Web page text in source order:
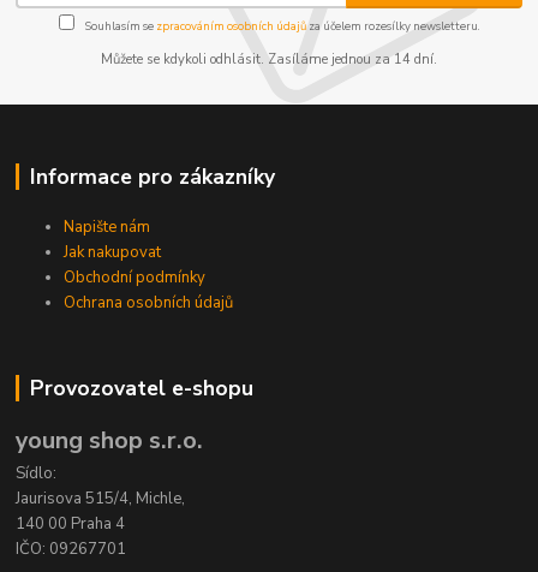
Souhlasím se zpracováním osobních údajůza účelem rozesílky newsletteru.
Můžete se kdykoli odhlásit. Zasíláme jednou za 14 dní.
Informace pro zákazníky
Napište nám
Jak nakupovat
Obchodní podmínky
Ochrana osobních údajů
Provozovatel e-shopu
young shop s.r.o.
Sídlo:
Jaurisova 515/4, Michle,
140 00 Praha 4
IČO: 09267701